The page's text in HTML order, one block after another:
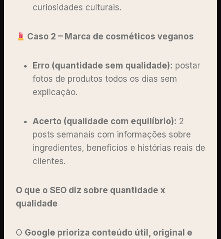
curiosidades culturais.
Caso 2 – Marca de cosméticos veganos
Erro (quantidade sem qualidade): postar
fotos de produtos todos os dias sem
explicação.
Acerto (qualidade com equilíbrio): 2
posts semanais com informações sobre
ingredientes, benefícios e histórias reais de
clientes.
O que o SEO diz sobre quantidade x
qualidade
O Google prioriza conteúdo útil, original e